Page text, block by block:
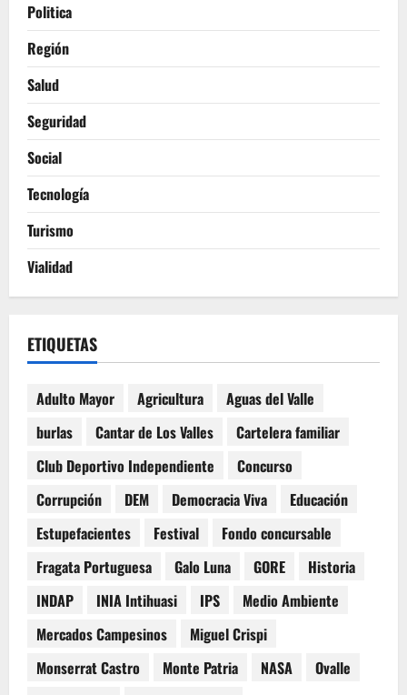
Politica
Región
Salud
Seguridad
Social
Tecnología
Turismo
Vialidad
ETIQUETAS
Adulto Mayor Agricultura
Aguas del Valle
burlas
Cantar de Los Valles
Cartelera familiar
Club Deportivo Independiente
Concurso
Corrupción
DEM Democracia Viva
Educación
Estupefacientes
Festival
Fondo concursable
Fragata Portuguesa
Galo Luna GORE
Historia
INDAP
INIA Intihuasi IPS
Medio Ambiente
Mercados Campesinos
Miguel Crispi
Monserrat Castro
Monte Patria NASA
Ovalle